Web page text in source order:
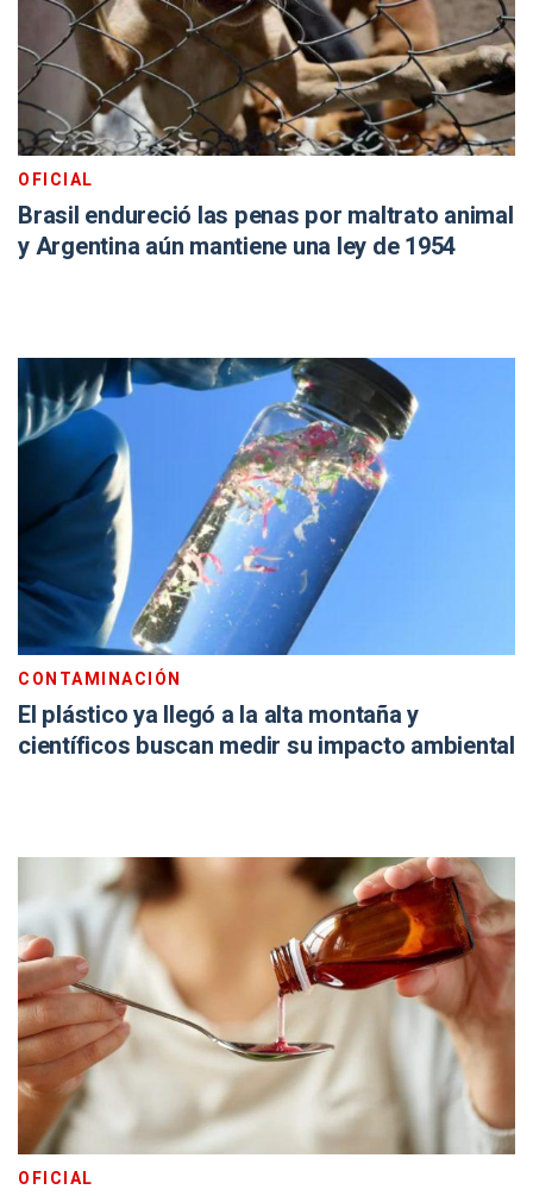
OFICIAL
Brasil endureció las penas por maltrato animal
y Argentina aún mantiene una ley de 1954
CONTAMINACIÓN
El plástico ya llegó a la alta montaña y
científicos buscan medir su impacto ambiental
OFICIAL